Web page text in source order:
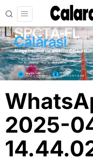
2025-